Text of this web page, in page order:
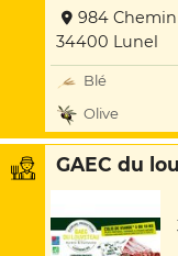
984
34400 Lunel
Blé
Olive
GAEC du